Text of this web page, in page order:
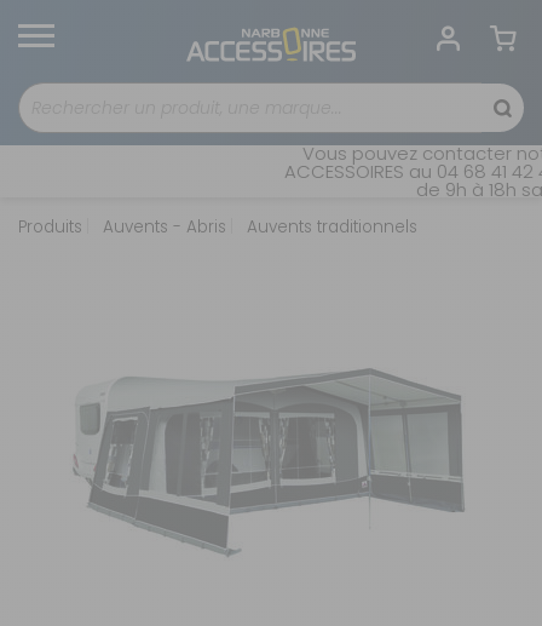
Vous pouvez contacter
ACCESSOIRES au 04 68 41
de 9h à 18h
Produits Auvents - Abris Auvents traditionnels